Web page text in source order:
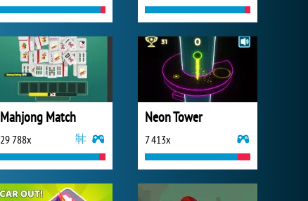
Mahjong Match
29 788x
Neon Tower
7 413x